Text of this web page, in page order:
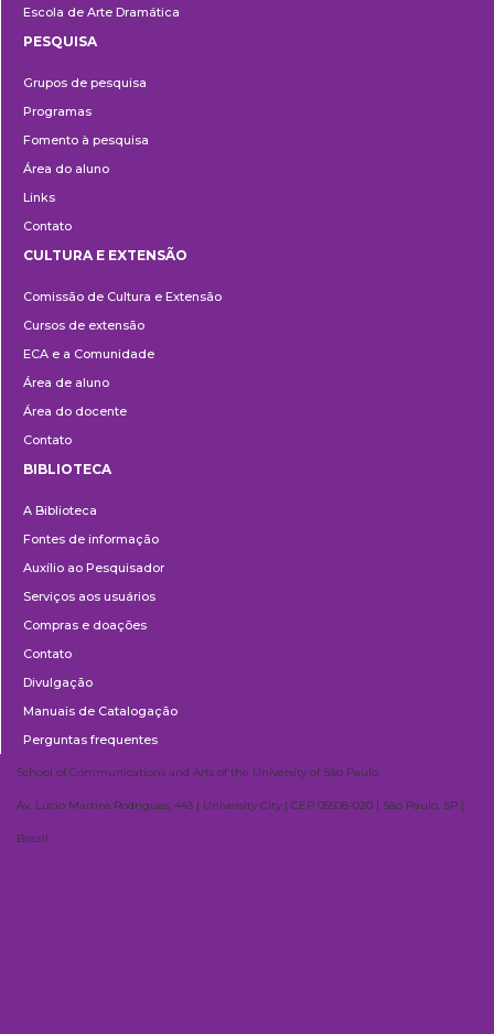
Escola de Arte Dramática
PESQUISA
Grupos de pesquisa
Programas
Fomento à pesquisa
Área do aluno
Links
Contato
e
Extensão
CULTURA E EXTENSÃO
Comissão de Cultura e Extensão
Cursos de extensão
ECA e a Comunidade
Área de aluno
Área do docente
Contato
BIBLIOTECA
A Biblioteca
Fontes de informação
Auxílio ao Pesquisador
Serviços aos usuários
Compras e doações
Contato
Divulgação
Manuais de Catalogação
Perguntas frequentes
School of Communications and Arts of the University of São Paulo
Av. Lúcio Martins Rodrigues, 443 | University City | CEP 05508-020 | São Paulo, SP |
Brazil